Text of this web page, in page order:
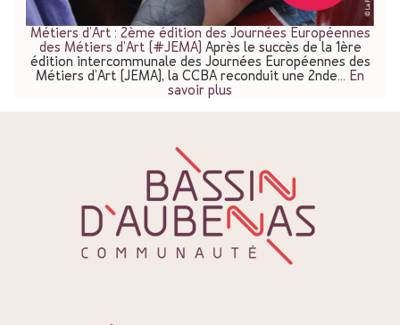
Métiers d’Art : 2ème édition des Journées Européennes
des Métiers d’Art (#JEMA) Après le succès de la 1ère
édition intercommunale des Journées Européennes des
Métiers d’Art (JEMA), la CCBA reconduit une 2nde… En
savoir plus